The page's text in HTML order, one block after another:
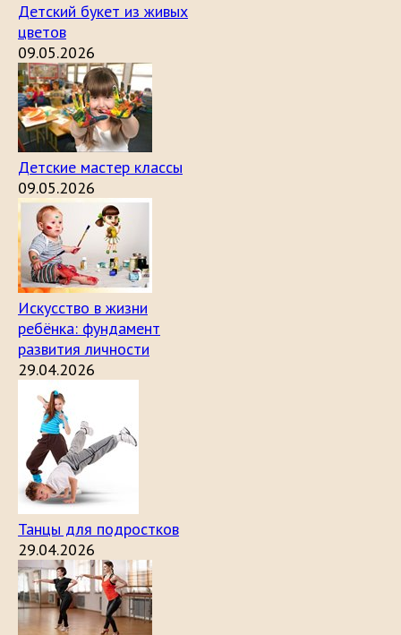
Детский букет из живых
цветов
09.05.2026
Детские мастер классы
09.05.2026
Искусство в жизни
ребёнка: фундамент
развития личности
29.04.2026
Танцы для подростков
29.04.2026